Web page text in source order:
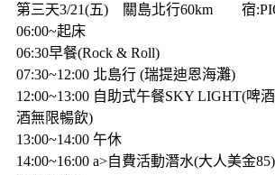
第三天3/21(五) 關島北行60km 宿
06:00~起床
06:30早餐(Rock & Roll)
07:30~12:00 北島行 (瑞提迪恩海灘)
12:00~13:00 自助式午餐SKY LIGHT(啤
酒無限暢飲)
13:00~14:00 午休
14:00~16:00 a>自費活動潛水(大人美金